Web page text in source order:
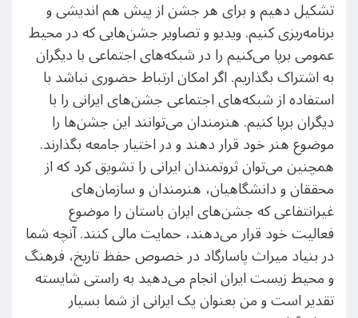
تشکیل دهیم و برای هر جشن از پیش هم اندیشی و
برنامه‌ریزی کنیم. ویدیو و تصاویر جشن‌هایی که در محیط
عمومی برپا می‌کنیم را در شبکه‌های اجتماعی با دیگران
به اشتراک بگذاریم. اگر امکان ارتباط حضوری نباشد با
استفاده از شبکه‌های اجتماعی جشن‌های ایرانی را با
دیگران برپا کنیم. هنرمندان می‌توانند این جشن‌ها را
موضوع هنر خود قرار دهند و در اختیار جامعه بگذارند.
همچنین می‌توان ثروتمندان ایرانی را تشویق کرد که از
محققان و دانشگاهیان، هنرمندان و سازمان‌های
غیرانتفاعی که جشن‌های ایران باستان را موضوع
فعالیت خود قرار می‌دهند، حمایت مالی کنند. آنچه شما
در بنیاد میراث پاسارگاد در خصوص حفظ تاریخ، فرهنگ
و محیط زیست ایران انجام می‌دهید به راستی شایسته
تقدیر است و من بعنوان یک ایرانی از شما بسیار